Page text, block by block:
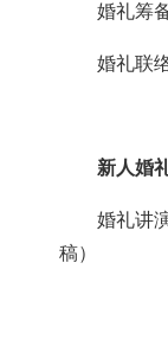
婚礼筹备
婚礼联络
新人婚礼
婚礼讲演
稿）